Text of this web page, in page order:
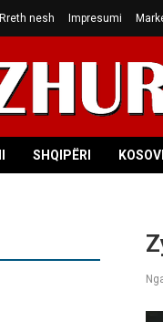
Rreth nesh Impresumi
SHQIPËRI